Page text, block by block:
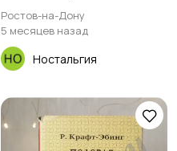
родителей /Н. В.
Замеховский-
Ростов-на-Дону
5 месяцев назад
Ностальгия